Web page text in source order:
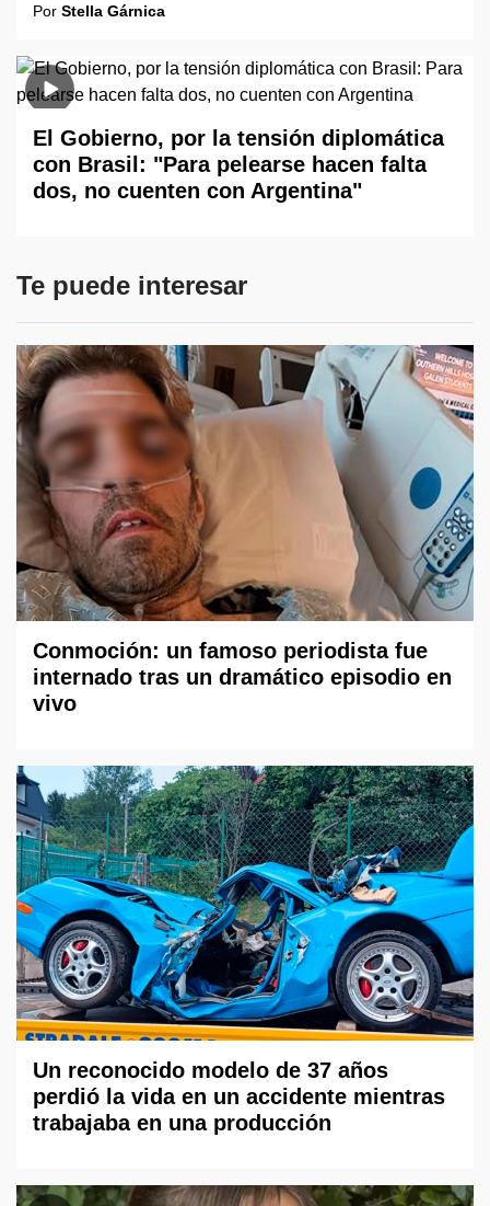
Por Stella Gárnica
El Gobierno, por la tensión diplomática
con Brasil: "Para pelearse hacen falta
dos, no cuenten con Argentina"
Te puede interesar
Conmoción: un famoso periodista fue
internado tras un dramático episodio en
vivo
Un reconocido modelo de 37 años
perdió la vida en un accidente mientras
trabajaba en una producción